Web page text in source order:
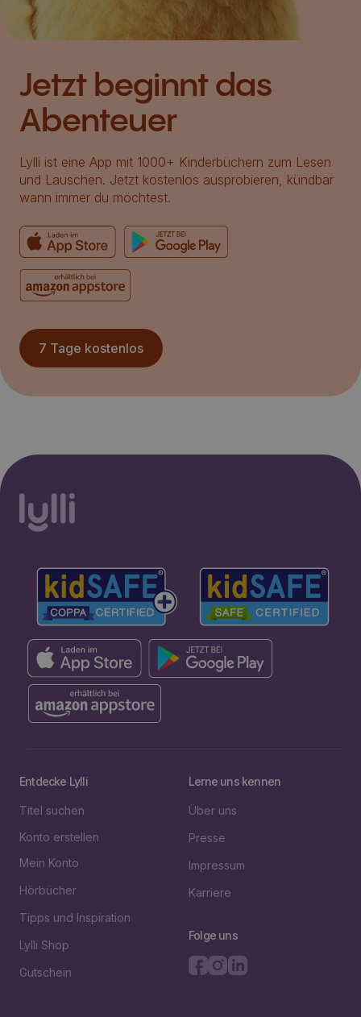
Jetzt beginnt das
Abenteuer
Lylli ist eine App mit 1000+ Kinderbüchern zum Lesen
und Lauschen. Jetzt kostenlos ausprobieren, kündbar
wann immer du möchtest.
7 Tage kostenlos
Entdecke Lylli
Titel suchen
Konto erstellen
Mein Konto
Hörbücher
Tipps und Inspiration
Lylli Shop
Gutschein
Lerne uns kennen
Über uns
Presse
Impressum
Karriere
Folge uns